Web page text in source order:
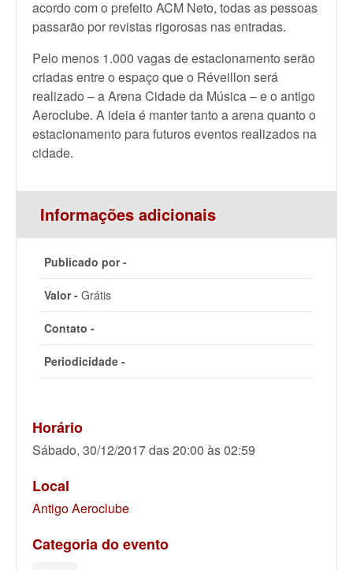
acordo com o prefeito ACM Neto, todas as pessoas
passarão por revistas rigorosas nas entradas.
Pelo menos 1.000 vagas de estacionamento serão
criadas entre o espaço que o Réveillon será
realizado – a Arena Cidade da Música – e o antigo
Aeroclube. A ideia é manter tanto a arena quanto o
estacionamento para futuros eventos realizados na
cidade.
Informações adicionais
Publicado por -
Valor - Grátis
Contato -
Periodicidade -
Horário
Sábado, 30/12/2017 das 20:00 às 02:59
Local
Antigo Aeroclube
Categoria do evento